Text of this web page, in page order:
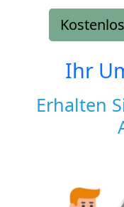
Ihr
Erhalten